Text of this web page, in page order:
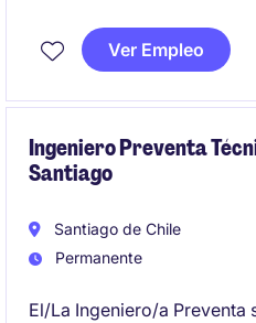
Telecomunicaciones. Este
Montt.
Ver Empleo
Ingeniero Preventa
Santiago
Santiago de Chile
Permanente
El/La Ingeniero/a Preventa